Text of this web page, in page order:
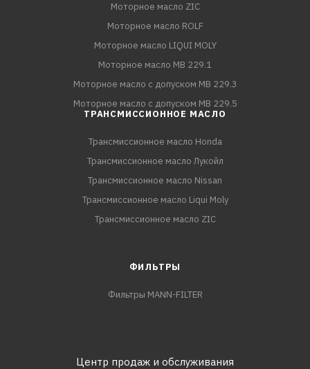
Моторное масло ZIC
Моторное масло ROLF
Моторное масло LIQUI MOLY
Моторное масло MB 229.1
Моторное масло с допуском MB 229.3
Моторное масло с допуском MB 229.5
ТРАНСМИССИОННОЕ МАСЛО
Трансмиссионное масло Honda
Трансмиссионное масло Лукойл
Трансмиссионное масло Nissan
Трансмиссионное масло Liqui Moly
Трансмиссионное масло ZIC
ФИЛЬТРЫ
Фильтры MANN-FILTER
Центр продаж и обслуживания